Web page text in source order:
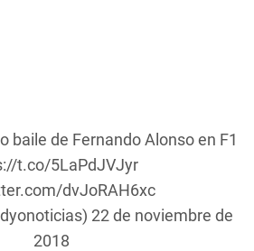
baile de Fernando Alonso en F1
t.co/5LaPdJVJyr
dvJoRAH6xc
22 de noviembre de
2018